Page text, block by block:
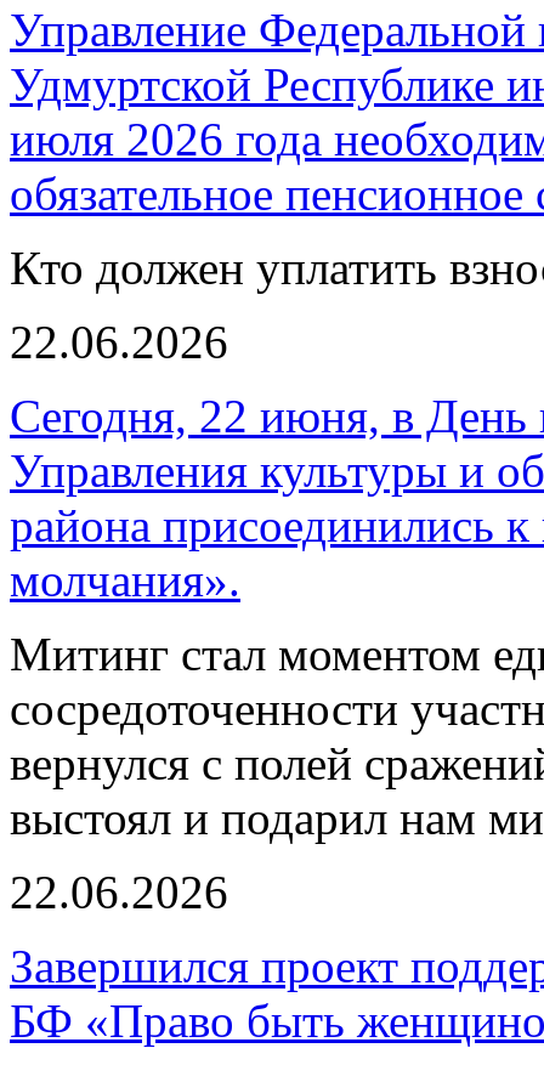
Управление
Удмуртской Республике
июля 2026 года
обязательное пенсионное
Кто должен уплатить
22.06.2026
Сегодня, 22 июня, в День
Управления культуры и
района присоединились
молчания».
Митинг стал моментом
сосредоточенности
вернулся с полей
выстоял и подарил нам
22.06.2026
Завершился проект
БФ «Право быть